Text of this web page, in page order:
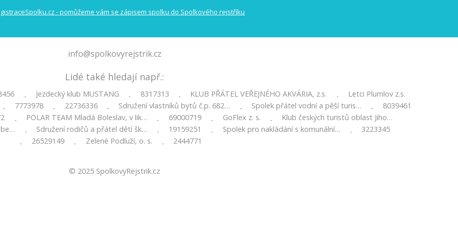
info@spolkovyrejstrik.cz
Lidé také hledají např.:
- Jezdecký klub MUSTANG - 8317313 - KLUB PŘÁTEL VEŘEJNÉHO AKVÁRIA, z.s. -
Letci Plumlov z.s.
-
7773978 - 22736336 - Sdružení vlastníků bytů č.p. 682… - Spolek přátel vodní a pěší turis… -
8039461
- POLAR TEAM Mladá Boleslav, v lik… - 69000719 - GoFlex z. s. -
Klub českých turistů oblast Jiho…
be…
- Sdružení rodičů a přátel dětí šk… - 19159251 - Spolek pro nakládání s komunální… -
3223345
-
26529149 - Zelené Podluží, o. s. - 2444771
© 2025 SpolkovyRejstrik.cz